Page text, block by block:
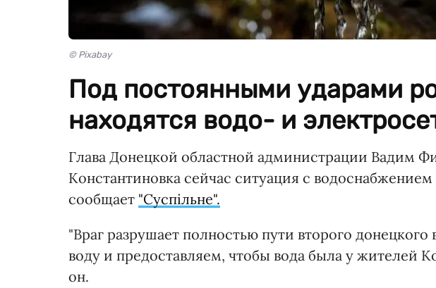
© Pixabay
Под постоянными ударами
находятся водо- и
Глава Донецкой областной администрации Вадим
Константиновка сейчас ситуация с
сообщает "Суспільне".
"Враг разрушает полностью пути второго
воду и предоставляем, чтобы вода была у жителей
он.